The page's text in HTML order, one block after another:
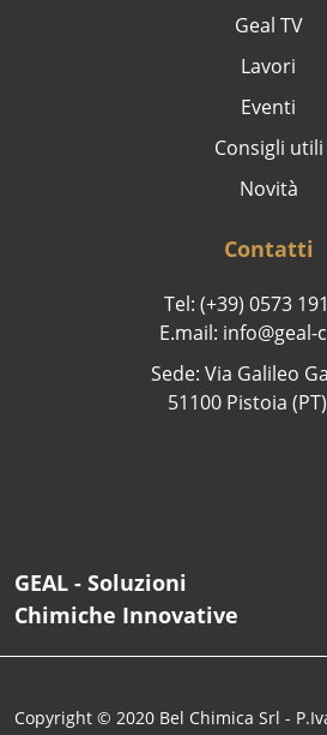
Geal TV
Lavori
Eventi
Consigli utili
Novità
Contatti
Tel: (+39) 0573
E.mail: info@geal-
Sede: Via Galileo
51100 Pistoia
GEAL - Soluzioni
Chimiche Innovative
Copyright © 2020 Bel Chimica Srl -